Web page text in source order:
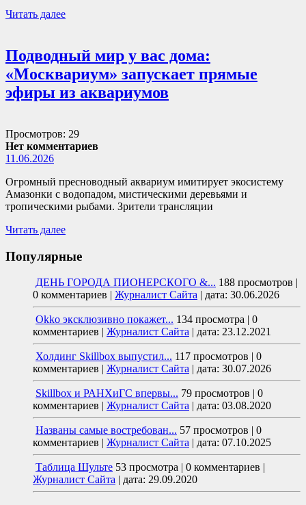
Читать далее
Подводный мир у вас дома:
«Москвариум» запускает прямые
эфиры из аквариумов
Просмотров: 29
Нет комментариев
11.06.2026
Огромный пресноводный аквариум имитирует экосистему
Амазонки с водопадом, мистическими деревьями и
тропическими рыбами. Зрители трансляции
Читать далее
Популярные
ДЕНЬ ГОРОДА ПИОНЕРСКОГО &... 188 просмотров
0 комментариев
Журналист Сайта дата: 30.06.2026
Okko эксклюзивно покажет... 134 просмотра
0
комментариев
Журналист Сайта дата: 23.12.2021
Холдинг Skillbox выпустил... 117 просмотров
0
комментариев
Журналист Сайта дата: 30.07.2026
Skillbox и РАНХиГС впервы... 79 просмотров
0
комментариев
Журналист Сайта дата: 03.08.2020
Названы самые востребован... 57 просмотров
0
комментариев
Журналист Сайта дата: 07.10.2025
Таблица Шульте 53 просмотра 0 комментариев
Журналист Сайта
дата: 29.09.2020